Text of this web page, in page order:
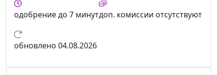
одобрениедо 7 минутдоп. комиссии отсутствуют
обновлено 04.08.2026